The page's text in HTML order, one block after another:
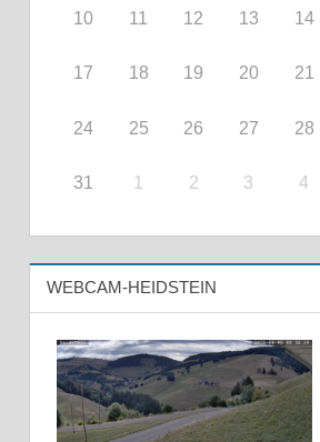
10 11 12 13 14
17 18 19 20 21
24 25 26 27 28
31 1 2 3 4
WEBCAM-HEIDSTEIN